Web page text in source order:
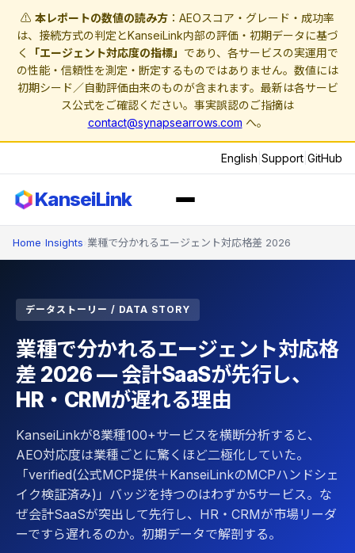
⚠️ 本レポートの数値の読み方 ：AEOスコア・グレード・成功率
は、接続方式の判定とKanseiLink内部の評価・初期データに基づ
く
「エージェント対応度の指標」 であり、各サービスの実運用で
の性能・信頼性を測定・断定するものではありません。数値には
初期シード／自動評価由来のものが含まれます。最新は各サービ
ス公式をご確認ください。事実誤認のご指摘は
contact@synapsearrows.com へ。
English Support GitHub
KanseiLink
Home Insights 業種で分かれるエージェント対応格差 2026
データストーリー / DATA STORY
業種で分かれるエージェント対応格
差 2026 — 会計SaaSが先行し、
HR・CRMが遅れる理由
KanseiLinkが8業種100+サービスを横断分析すると、
AEO対応度は業種ごとに驚くほど二極化していた。
「verified(公式MCP提供＋KanseiLinkのMCPハンドシェ
イク検証済み)」バッジを持つのはわずか5サービス。な
ぜ会計SaaSが突出して先行し、HR・CRMが市場リーダ
ーですら遅れるのか。初期データで解剖する。